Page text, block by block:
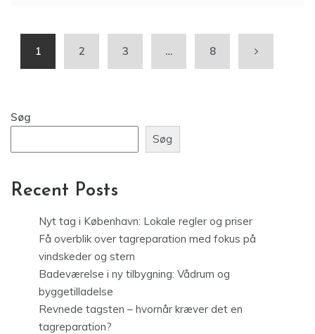
1 2 3 … 8
Søg
Søg
Recent Posts
Nyt tag i København: Lokale regler og priser
Få overblik over tagreparation med fokus på
vindskeder og stern
Badeværelse i ny tilbygning: Vådrum og
byggetilladelse
Revnede tagsten – hvornår kræver det en
tagreparation?